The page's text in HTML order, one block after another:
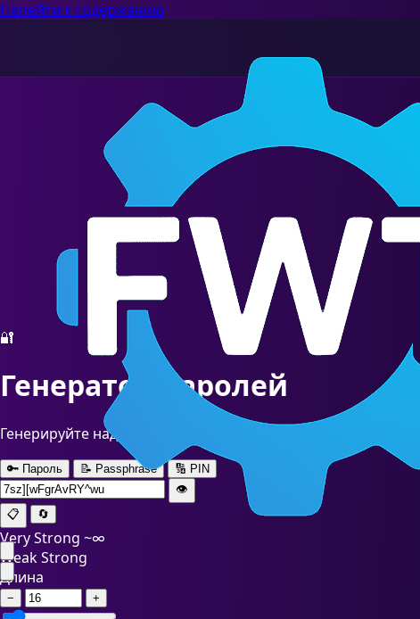
Перейти к содержанию
🔐
Генератор паролей
Генерируйте надёжные случайные пароли с буквами,
🔑 Пароль 📝 Passphrase
🔢 PIN
👁️
📋
🔄
Very Strong ~∞
WeakStrong
Длина
− +